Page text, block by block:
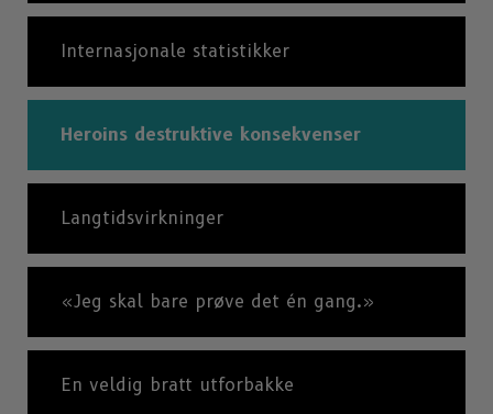
Internasjonale statistikker
Heroins destruktive konsekvenser
Langtidsvirkninger
«Jeg skal bare prøve det én gang.»
En veldig bratt utforbakke